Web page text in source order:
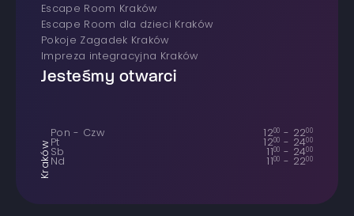
Escape Room Kraków
Escape Room dla dzieci Kraków
Pokoje Zagadek Kraków
Impreza integracyjna Kraków
Jesteśmy otwarci
Kraków
Pon - Czw 1200 - 2200
Pt 1200 - 2400
Sb 1100 - 2400
Nd 1100 - 2200